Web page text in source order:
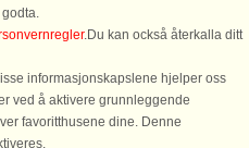
fra 15.720 NOK
.Du kan också återkalla ditt
informasjonskapslene hjelper oss
ved å aktivere grunnleggende
favoritthusene dine. Denne